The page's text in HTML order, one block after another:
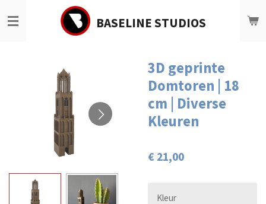
direct
BASELINE STUDIOS
3D geprinte
Domtoren | 18
cm | Diverse
Kleuren
€ 21,00
Kleur